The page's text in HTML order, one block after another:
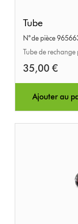
Tube
N° de pièce
Tube de
35,00 €
Ajouter au